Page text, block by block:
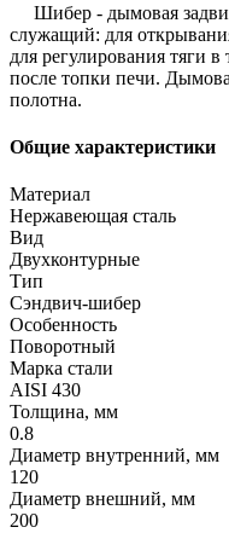
Шибер - дымовая
служащий: для
для регулирования тяги
после топки печи.
полотна.
Общие характеристики
Материал
Нержавеющая сталь
Вид
Двухконтурные
Тип
Сэндвич-шибер
Особенность
Поворотный
Марка стали
AISI 430
Толщина, мм
0.8
Диаметр внутренний, мм
120
Диаметр внешний, мм
200